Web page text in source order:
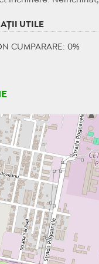
UTILE
CUMPARARE: 0%